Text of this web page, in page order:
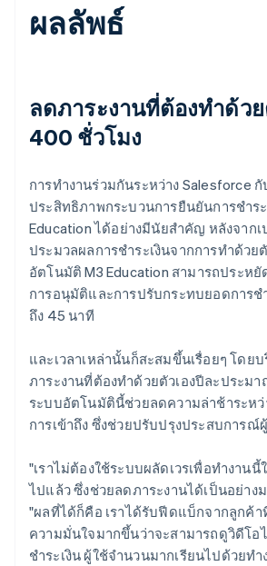
ผลลัพธ์
ลดภาระงานที่ต้องทำด้วย
400 ชั่วโมง
การทำงานร่วมกันระหว่าง Salesforce
ประสิทธิภาพกระบวนการยืนยันการชำระ
Education ได้อย่างมีนัยสำคัญ หลังจาก
ประมวลผลการชำระเงินจากการทำด้วย
อัตโนมัติ M3 Education สามารถประห
การอนุมัติและการปรับกระทบยอดการช
ถึง 45 นาที
และเวลาเหล่านั้นก็สะสมขึ้นเรื่อยๆ โดย
ภาระงานที่ต้องทำด้วยตัวเองปีละประม
ระบบอัตโนมัตินี้ช่วยลดความล่าช้าระหว่
การเข้าถึง ซึ่งช่วยปรับปรุงประสบการณ์
"เราไม่ต้องใช้ระบบผลัดเวรเพื่อทำงาน
ไปแล้ว ซึ่งช่วยลดภาระงานได้เป็นอย่าง
"ผลที่ได้ก็คือ เราได้รับฟีดแบ็กจากลูกค้า
ความมั่นใจมากขึ้นว่าจะสามารถดูวิดีโอ
ชำระเงิน ผู้ใช้จำนวนมากเรียนไปด้วยท